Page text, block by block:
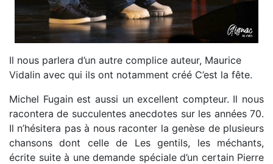
Il nous parlera d’un autre complice auteur, Maurice
Vidalin avec qui ils ont notamment créé C’est la fête.
Michel Fugain est aussi un excellent compteur. Il nous
racontera de succulentes anecdotes sur les années 70.
Il n’hésitera pas à nous raconter la genèse de plusieurs
chansons dont celle de Les gentils, les méchants,
écrite suite à une demande spéciale d’un certain Pierre